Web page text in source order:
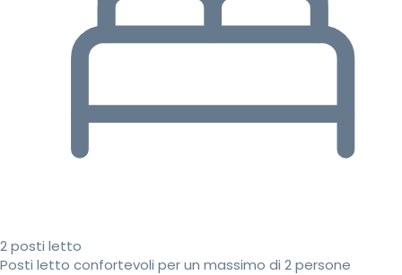
2 posti letto
Posti letto confortevoli per un massimo di 2 persone